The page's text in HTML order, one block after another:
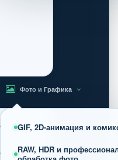
Фото и Графика
GIF, 2D-анимация и
RAW, HDR и